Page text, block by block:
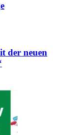
der neuen